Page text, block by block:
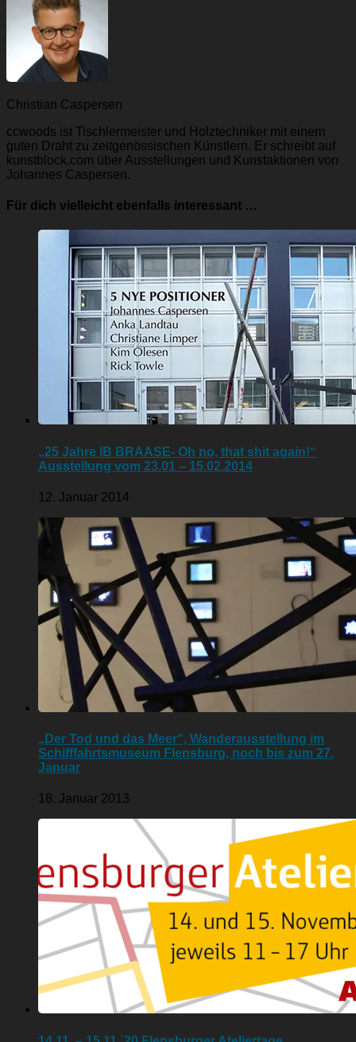
Christian Caspersen
ccwoods ist Tischlermeister und Holztechniker mit einem
guten Draht zu zeitgenössischen Künstlern. Er schreibt auf
kunstblock.com über Ausstellungen und Kunstaktionen von
Johannes Caspersen.
Für dich vielleicht ebenfalls interessant …
„25 Jahre IB BRAASE- Oh no, that shit again!“
Ausstellung vom 23.01 – 15.02.2014
12. Januar 2014
„Der Tod und das Meer“, Wanderausstellung im
Schifffahrtsmuseum Flensburg, noch bis zum 27.
Januar
18. Januar 2013